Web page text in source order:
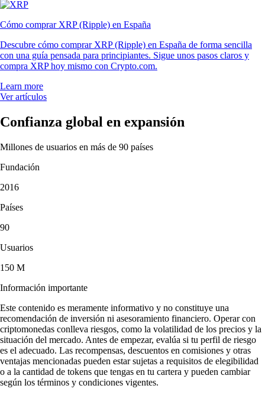
Cómo comprar XRP (Ripple) en España
Descubre cómo comprar XRP (Ripple) en España de forma sencilla
con una guía pensada para principiantes. Sigue unos pasos claros y
compra XRP hoy mismo con Crypto.com.
Learn more
Ver artículos
Confianza global en expansión
Millones de usuarios en más de 90 países
Fundación
2016
Países
90
Usuarios
150 M
Información importante
Este contenido es meramente informativo y no constituye una
recomendación de inversión ni asesoramiento financiero. Operar con
criptomonedas conlleva riesgos, como la volatilidad de los precios y la
situación del mercado. Antes de empezar, evalúa si tu perfil de riesgo
es el adecuado. Las recompensas, descuentos en comisiones y otras
ventajas mencionadas pueden estar sujetas a requisitos de elegibilidad
o a la cantidad de tokens que tengas en tu cartera y pueden cambiar
según los términos y condiciones vigentes.